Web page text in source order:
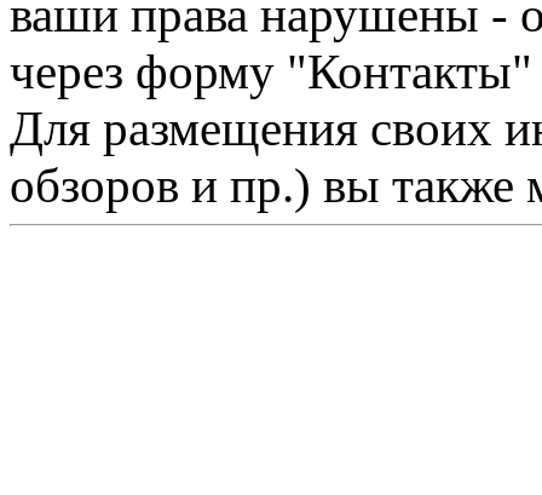
ваши права нарушены -
через форму "Контакты"
Для размещения своих
обзоров и пр.) вы также